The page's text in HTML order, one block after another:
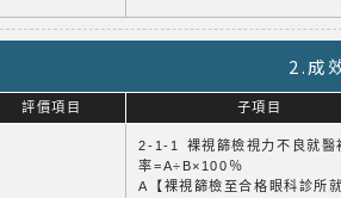
2.成
評價項目 子項目
2-1-1 裸視篩檢視力不良就醫
率=A÷B×100％
A【裸視篩檢至合格眼科診所